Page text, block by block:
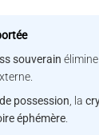
souverain
possession , la
éphémère